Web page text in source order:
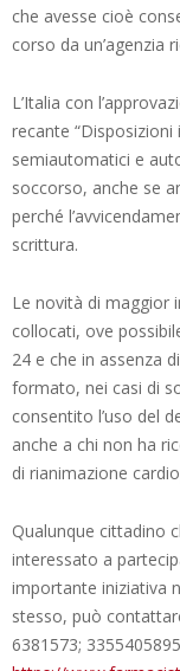
che avesse cioè
corso da un’agenzia
L’Italia con
recante
semiautomatici e
soccorso, anche se
perché
scrittura.
Le novità di maggior
collocati, ove
24 e che in assenza
formato, nei casi di
consentito l’uso del
anche a chi non ha
di rianimazione
Qualunque cittadino
interessato a
importante iniziativa
stesso, può
6381573;